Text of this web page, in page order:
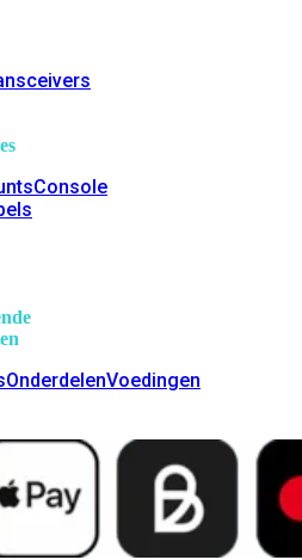
Console
OnderdelenVoedingen